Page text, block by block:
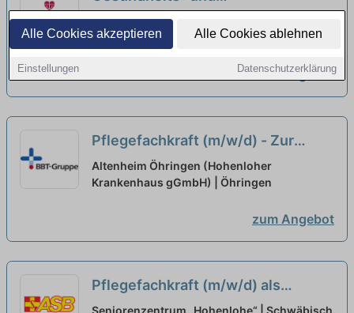
Alle Cookies akzeptieren Alle Cookies ablehnen
Einstellungen Datenschutzerklärung
Krankenpfleger:in (m/w/d) -
Unternehmen "Menschlichkeit" neu
Seniorenzentrum Martha-Maria Wüstenrot |
Wüstenrot
zum Angebot
Pflegefachkraft (m/w/d) - Zur
Verstärkung unseres Teams
suchen wir Sie! neu
Altenheim Öhringen (Hohenloher
Krankenhaus gGmbH) | Öhringen
zum Angebot
Pflegefachkraft (m/w/d) als
Dauernachtwache - Traumjob